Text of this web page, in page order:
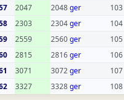
2047 2048ger 103
2303 2304ger 104
2559 2560ger 105
2815 2816ger 106
3071 3072ger 107
3327 3328ger 108